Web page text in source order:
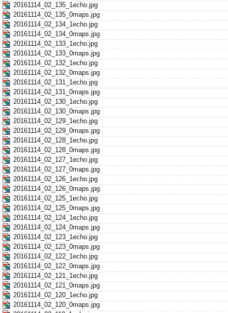
20161114_02_135_1echo.jpg
20161114_02_135_0maps.jpg
20161114_02_134_1echo.jpg
20161114_02_134_0maps.jpg
20161114_02_133_1echo.jpg
20161114_02_133_0maps.jpg
20161114_02_132_1echo.jpg
20161114_02_132_0maps.jpg
20161114_02_131_1echo.jpg
20161114_02_131_0maps.jpg
20161114_02_130_1echo.jpg
20161114_02_130_0maps.jpg
20161114_02_129_1echo.jpg
20161114_02_129_0maps.jpg
20161114_02_128_1echo.jpg
20161114_02_128_0maps.jpg
20161114_02_127_1echo.jpg
20161114_02_127_0maps.jpg
20161114_02_126_1echo.jpg
20161114_02_126_0maps.jpg
20161114_02_125_1echo.jpg
20161114_02_125_0maps.jpg
20161114_02_124_1echo.jpg
20161114_02_124_0maps.jpg
20161114_02_123_1echo.jpg
20161114_02_123_0maps.jpg
20161114_02_122_1echo.jpg
20161114_02_122_0maps.jpg
20161114_02_121_1echo.jpg
20161114_02_121_0maps.jpg
20161114_02_120_1echo.jpg
20161114_02_120_0maps.jpg